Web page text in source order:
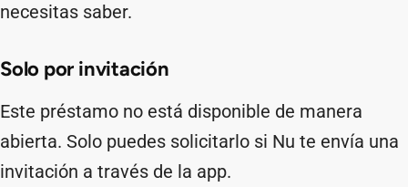
necesitas saber.
Solo por invitación
Este préstamo no está disponible de manera
abierta. Solo puedes solicitarlo si Nu te envía una
invitación a través de la app.